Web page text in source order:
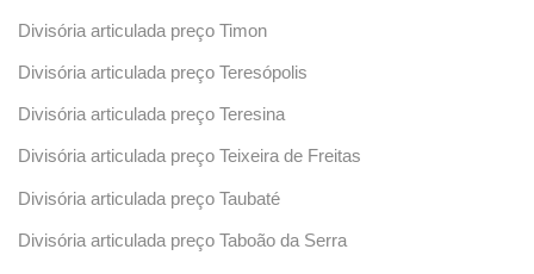
Divisória articulada preço Timon
Divisória articulada preço Teresópolis
Divisória articulada preço Teresina
Divisória articulada preço Teixeira de Freitas
Divisória articulada preço Taubaté
Divisória articulada preço Taboão da Serra